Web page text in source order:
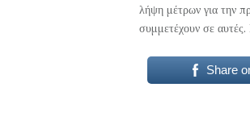
λήψη μέτρων για την
συμμετέχουν σε
Share